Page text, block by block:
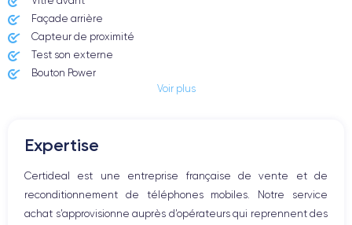
Dimensions
8 Go
Nom CPU
Puce A17 Bionic
Nombre de cœurs
6
Façade arrière
Capteur de proximité
Test son externe
Bouton Power
Haut parleur
Bouton Home
Bluetooth
WiFi
Voir plus
Expertise
Certideal est une entreprise française de vente et de
reconditionnement de téléphones mobiles. Notre service
achat s’approvisionne auprès d’opérateurs qui reprennent des